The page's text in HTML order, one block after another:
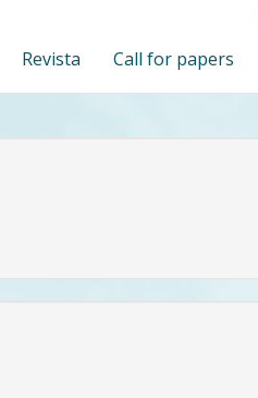
Revista Call for papers